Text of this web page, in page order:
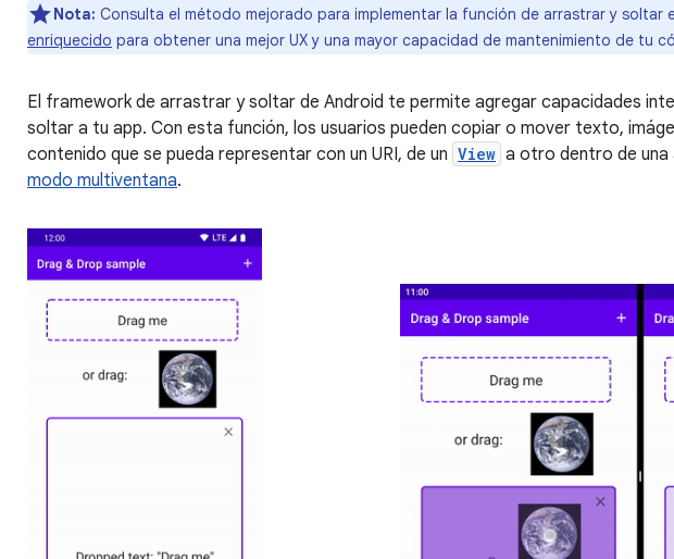
Nota: Consulta el método mejorado para implementar la función de arrastrar y soltar
enriquecido para obtener una mejor UX y una mayor capacidad de mantenimiento de tu
El framework de arrastrar y soltar de Android te permite agregar capacidades
soltar a tu app. Con esta función, los usuarios pueden copiar o mover texto,
contenido que se pueda representar con un URI, de un View a otro dentro de una
modo multiventana.